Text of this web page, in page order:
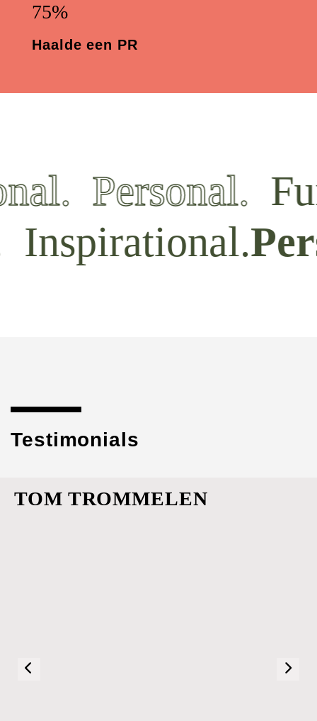
Groepstrainingen & Personal training
Voedingsadvies & leefstijl coaching
Wefuel.nl
75%
Haalde een PR
Personal.
Inspirational.
Testimonials
TOM TROMMELEN
 